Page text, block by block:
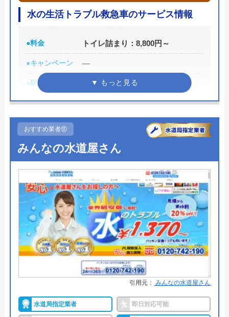
所在地
〒106-0032
東京都港区六本木5-10-33
対応エリア 全国
水の生活トラブル救急車のサービス情報
●料金 トイレ詰まり：8,800円～
●キャンペーン ―
●駆けつけ時間 最短30分
●受付時間 24時間
●定休日
●出張見積もり
見積もり無料 ※お見積りの為にお
伺いは致しません
●支払い方法
現金・集金・銀行振込・クレジッ
トカード
●累計実績 ―
●保証・保険 最大5年の保証あり
詳細は公式HPでご確認ください
水の生活トラブル救急車がおすすめの理由
水の生活トラブル救急車は全国40都道府県を対応エ
リアとしており、またトイレやキッチン、お風呂な
おすすめ業者⑪
みんなの水道屋さん
引用元： みんなの水道屋さん
水道局指定業者 即日対応可能